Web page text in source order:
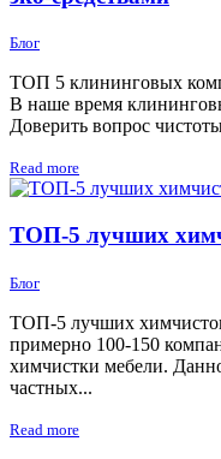
Блог
ТОП 5 клининговых
В наше время
Доверить вопрос
Read more
ТОП-5 лучших
Блог
ТОП-5 лучших
примерно 100-150
химчистки мебели.
частных...
Read more